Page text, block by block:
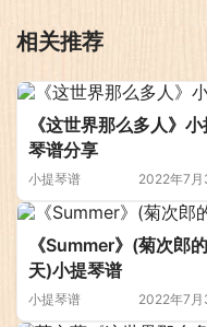
相关推荐
《这世界那么多人》
琴谱分享
小提琴谱 2022年7月
《Summer》(菊次郎
天)小提琴谱
小提琴谱 2022年7月